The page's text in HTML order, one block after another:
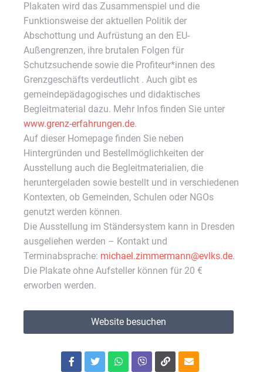
Plakaten wird das Zusammenspiel und die
Funktionsweise der aktuellen Politik der
Abschottung und Aufrüstung an den EU-
Außengrenzen, ihre brutalen Folgen für
Schutzsuchende sowie die Profiteur*innen des
Grenzgeschäfts verdeutlicht . Auch gibt es
gemeindepädagogisches und didaktisches
Begleitmaterial dazu. Mehr Infos finden Sie unter
www.grenz-erfahrungen.de.
Auf dieser Homepage finden Sie neben
Hintergründen und Bestellmöglichkeiten der
Ausstellung auch die Begleitmaterialien, die
heruntergeladen sowie bestellt und in verschiedenen
Kontexten, ob Gemeinden, Schulen oder NGOs
genutzt werden können.
Die Ausstellung im Ständersystem kann in Dresden
ausgeliehen werden – Kontakt und
Terminabsprache: michael.zimmermann@evlks.de.
Die Plakate ohne Aufsteller können für 20 €
erworben werden.
Website besuchen